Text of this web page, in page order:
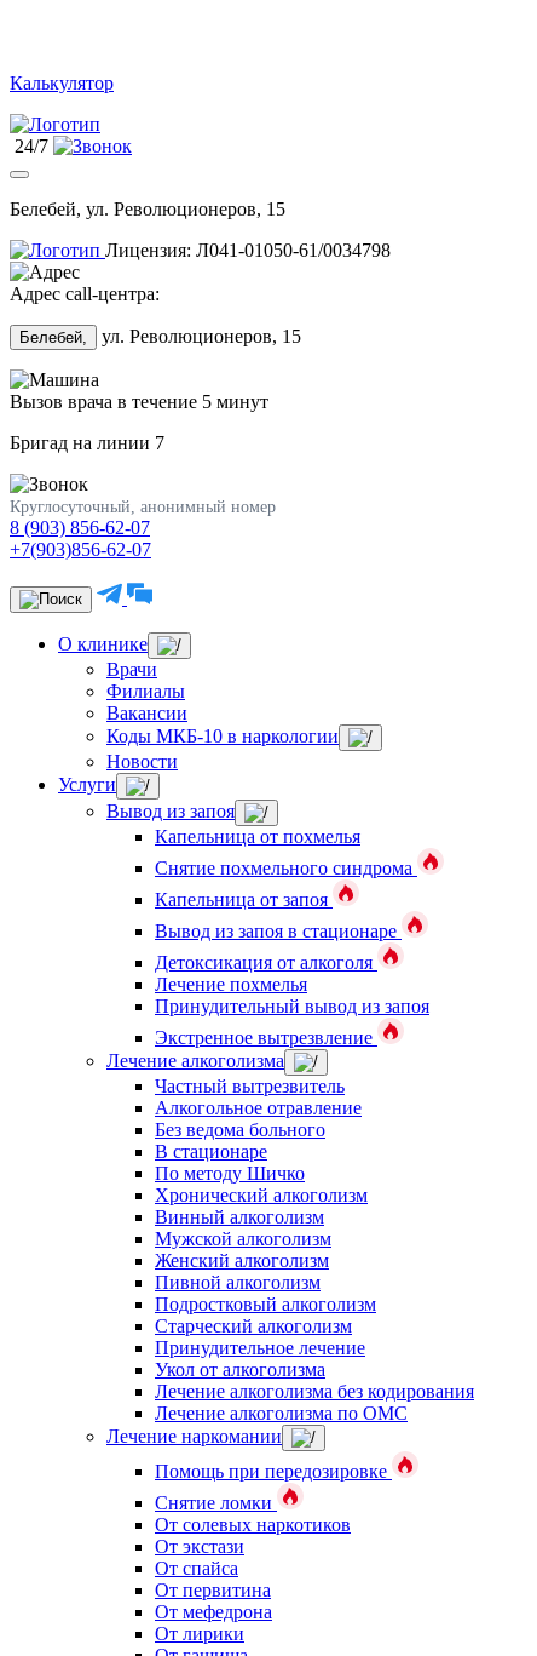
Калькулятор
24/7
Белебей, ул. Революционеров, 15
Лицензия: Л041-01050-61/0034798
Адрес call-центра:
Белебей, ул. Революционеров, 15
Вызов врача в течение 5 минут
Бригад на линии 7
Круглосуточный, анонимный номер
8 (903) 856-62-07
+7(903)856-62-07
О клинике
Врачи
Филиалы
Вакансии
Коды МКБ-10 в наркологии
Новости
Услуги
Вывод из запоя
Капельница от похмелья
Снятие похмельного синдрома
Капельница от запоя
Вывод из запоя в стационаре
Детоксикация от алкоголя
Лечение похмелья
Принудительный вывод из запоя
Экстренное вытрезвление
Лечение алкоголизма
Частный вытрезвитель
Алкогольное отравление
Без ведома больного
В стационаре
По методу Шичко
Хронический алкоголизм
Винный алкоголизм
Мужской алкоголизм
Женский алкоголизм
Пивной алкоголизм
Подростковый алкоголизм
Старческий алкоголизм
Принудительное лечение
Укол от алкоголизма
Лечение алкоголизма без кодирования
Лечение алкоголизма по ОМС
Лечение наркомании
Помощь при передозировке
Снятие ломки
От солевых наркотиков
От экстази
От спайса
От первитина
От мефедрона
От лирики